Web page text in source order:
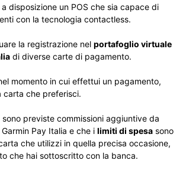
disposizione un POS che sia capace di
con la tecnologia contactless.
la registrazione nel portafoglio virtuale
di diverse carte di pagamento.
momento in cui effettui un pagamento,
carta che preferisci.
previste commissioni aggiuntive da
Pay Italia e che i limiti di spesa sono
che utilizzi in quella precisa occasione,
che hai sottoscritto con la banca.